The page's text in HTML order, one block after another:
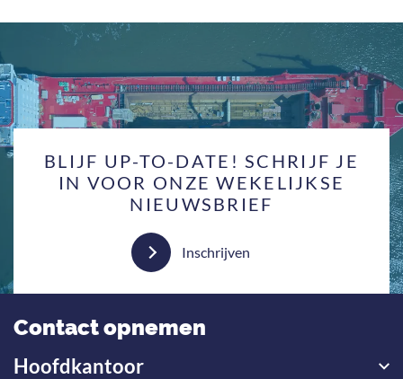
BLIJF UP-TO-DATE! SCHRIJF JE
IN VOOR ONZE WEKELIJKSE
NIEUWSBRIEF
Inschrijven
Contact opnemen
Hoofdkantoor